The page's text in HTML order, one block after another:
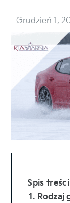
Grudzień 1,
Spis
Rodzaj